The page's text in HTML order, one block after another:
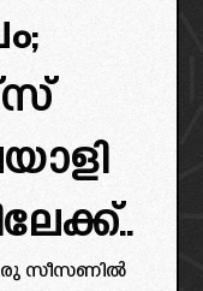
സീസണിൽ